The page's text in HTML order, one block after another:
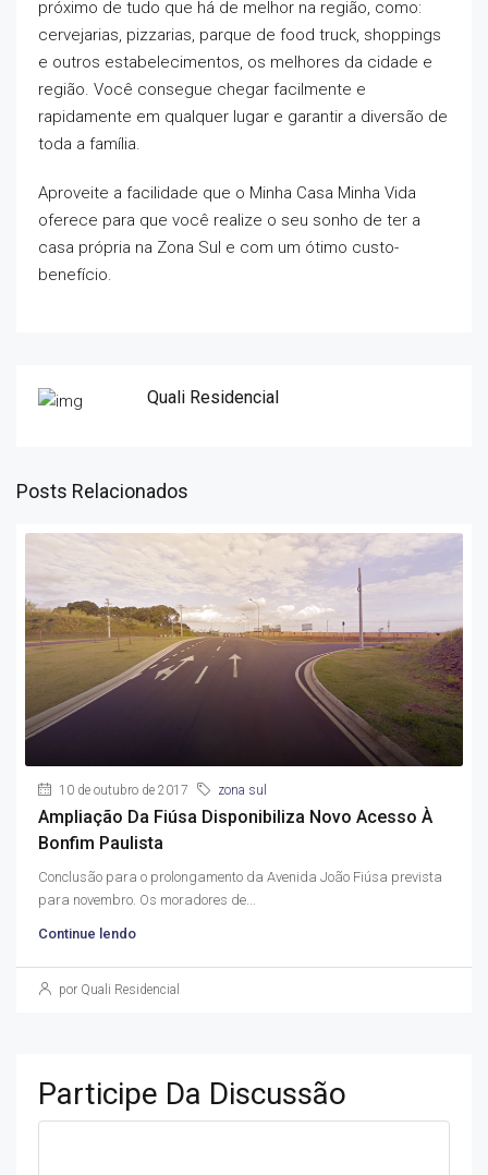
próximo de tudo que há de melhor na região, como:
cervejarias, pizzarias, parque de food truck, shoppings
e outros estabelecimentos, os melhores da cidade e
região. Você consegue chegar facilmente e
rapidamente em qualquer lugar e garantir a diversão de
toda a família.
Aproveite a facilidade que o Minha Casa Minha Vida
oferece para que você realize o seu sonho de ter a
casa própria na Zona Sul e com um ótimo custo-
benefício.
Quali Residencial
Posts Relacionados
10 de outubro de 2017 zona sul
Ampliação Da Fiúsa Disponibiliza Novo Acesso À
Bonfim Paulista
Conclusão para o prolongamento da Avenida João Fiúsa prevista
para novembro. Os moradores de...
Continue lendo
por Quali Residencial
Participe Da Discussão